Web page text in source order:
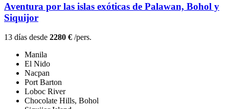
Aventura por las islas exóticas de Palawan, Bohol y
Siquijor
13 días desde 2280 € /pers.
Manila
El Nido
Nacpan
Port Barton
Loboc River
Chocolate Hills, Bohol